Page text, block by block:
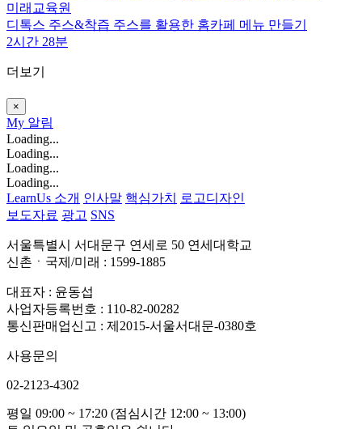
미래교육원
디톡스 주스&착즙 주스를 활용한 홈카페 메뉴 만들기
2시간 28분
더보기
×
My 알림
Loading...
Loading...
Loading...
Loading...
LearnUs 소개 인사말 핵심가치
로고디자인
보도자료 광고 SNS
서울특별시 서대문구 연세로 50 연세대학교
신촌ㆍ국제/미래 : 1599-1885
대표자 : 윤동섭
사업자등록번호 : 110-82-00282
통신판매업신고 : 제2015-서울서대문-0380호
사용문의
02-2123-4302
평일 09:00 ~ 17:20 (점심시간 12:00 ~ 13:00)